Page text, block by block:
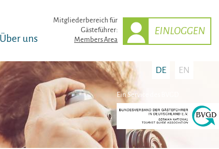
Über uns
Mitglieder­bereich für
Gästeführer:
Members Area
EINLOGGEN
Ein Service des BVGD
DE EN